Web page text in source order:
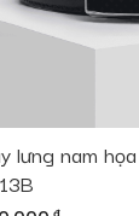
lưng nam
đ